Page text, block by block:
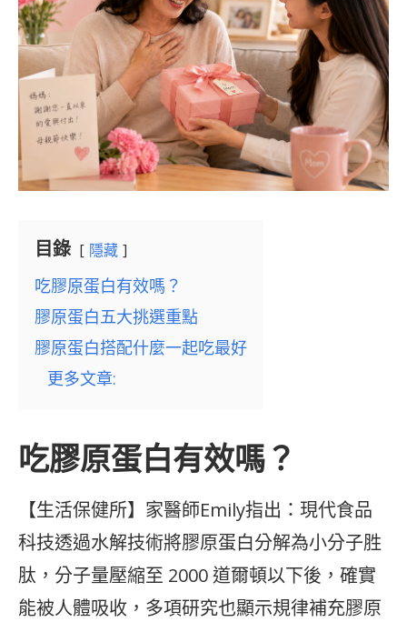
目錄 隱藏
吃膠原蛋白有效嗎？
膠原蛋白五大挑選重點
膠原蛋白搭配什麼一起吃最好
更多文章:
吃膠原蛋白有效嗎？
【生活保健所】家醫師Emily指出：現代食品
科技透過水解技術將膠原蛋白分解為小分子胜
肽，分子量壓縮至 2000 道爾頓以下後，確實
能被人體吸收，多項研究也顯示規律補充膠原